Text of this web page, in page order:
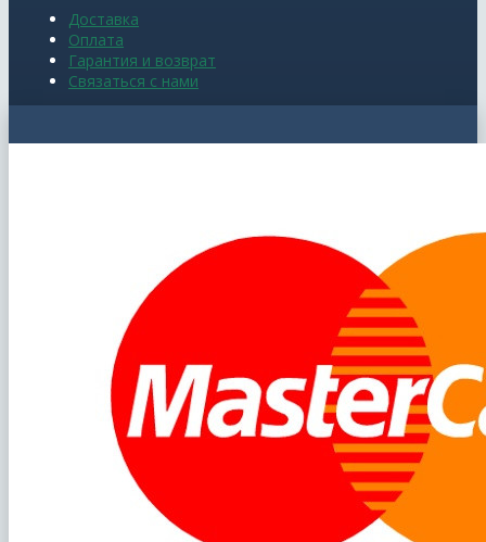
Доставка
Оплата
Гарантия и возврат
Связаться с нами